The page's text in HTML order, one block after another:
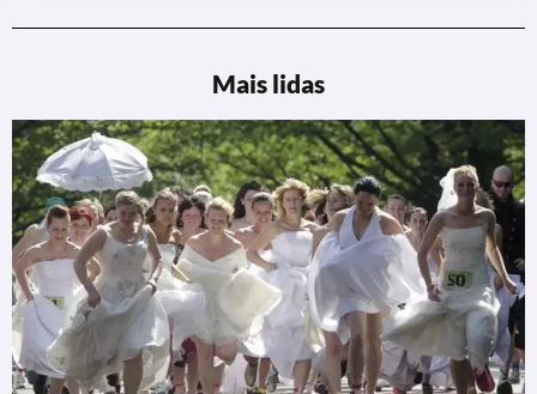
Mais lidas